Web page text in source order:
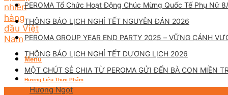
Menu
Hương Liệu Thực Phẩm
Hương Ngọt
PEROMA Tổ Chức Hoạt Động Chúc Mừng Quốc Tế Phụ Nữ
THÔNG BÁO LỊCH NGHỈ TẾT NGUYÊN ĐÁN 2026
PEROMA GROUP YEAR END PARTY 2025 – VỮNG CÁNH
THÔNG BÁO LỊCH NGHỈ TẾT DƯƠNG LỊCH 2026
MỘT CHÚT SẺ CHIA TỪ PEROMA GỬI ĐẾN BÀ CON MIỀN